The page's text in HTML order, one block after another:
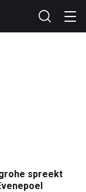
spreekt